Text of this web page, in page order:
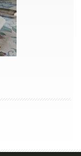
–
Antipasti